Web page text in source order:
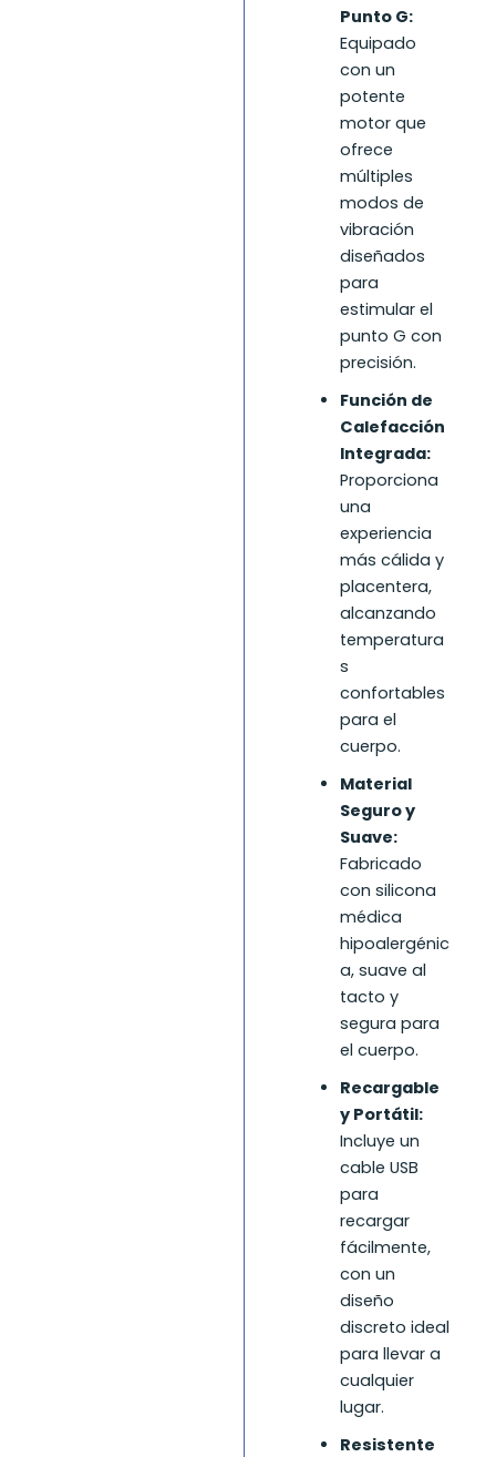
Punto G:
Equipado
con un
potente
motor que
ofrece
múltiples
modos de
vibración
diseñados
para
estimular el
punto G con
precisión.
Función de
Calefacción
Integrada:
Proporciona
una
experiencia
más cálida y
placentera,
alcanzando
temperatura
s
confortables
para el
cuerpo.
Material
Seguro y
Suave:
Fabricado
con silicona
médica
hipoalergénic
a, suave al
tacto y
segura para
el cuerpo.
Recargable
y Portátil:
Incluye un
cable USB
para
recargar
fácilmente,
con un
diseño
discreto ideal
para llevar a
cualquier
lugar.
Resistente